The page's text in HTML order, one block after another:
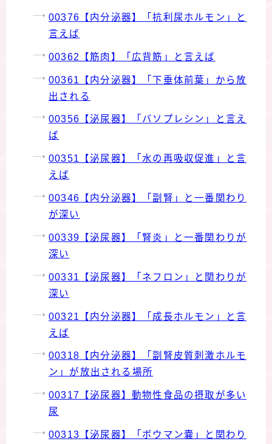
00376【内分泌器】「抗利尿ホルモン」と
言えば
00362【筋肉】「広背筋」と言えば
00361【内分泌器】「下垂体前葉」から放
出される
00356【泌尿器】「バソプレシン」と言え
ば
00351【泌尿器】「水の再吸収促進」と言
えば
00346【内分泌器】「副腎」と一番関わり
が深い
00339【泌尿器】「腎炎」と一番関わりが
深い
00331【泌尿器】「ネフロン」と関わりが
深い
00321【内分泌器】「成長ホルモン」と言
えば
00318【内分泌器】「副腎皮質刺激ホルモ
ン」が放出される場所
00317【泌尿器】動物性食品の摂取が多い
尿
00313【泌尿器】「ボウマン嚢」と関わり